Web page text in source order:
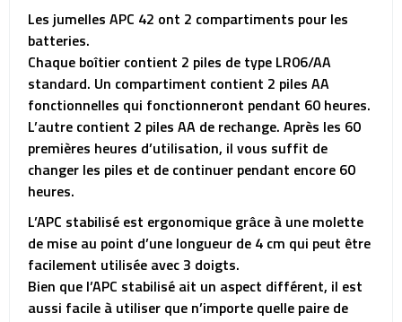
Les jumelles APC 42 ont 2 compartiments pour les
batteries.
Chaque boîtier contient 2 piles de type LR06/AA
standard. Un compartiment contient 2 piles AA
fonctionnelles qui fonctionneront pendant 60 heures.
L’autre contient 2 piles AA de rechange. Après les 60
premières heures d’utilisation, il vous suffit de
changer les piles et de continuer pendant encore 60
heures.
L’APC stabilisé est ergonomique grâce à une molette
de mise au point d’une longueur de 4 cm qui peut être
facilement utilisée avec 3 doigts.
Bien que l’APC stabilisé ait un aspect différent, il est
aussi facile à utiliser que n’importe quelle paire de